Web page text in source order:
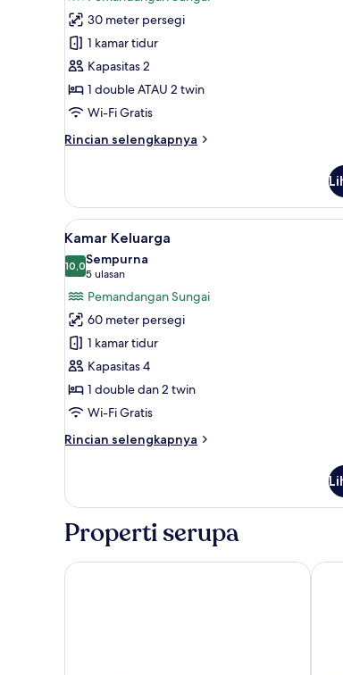
Kamar
Double
atau
Twin
Deluks
30 meter persegi
1 kamar tidur
Kapasitas 2
1 double ATAU 2 twin
Wi-Fi Gratis
Rincian selengkapnya
Rincian
Kamar
Double
atau
Twin
Deluks
Lihat
semua
foto
untuk
Kamar
Keluarga
Kamar Keluarga |
8
Kamar Keluarga
10,010,0 dari 10
Sempurna
5 ulasan
(5
ulasan)
Pemandangan Sungai
60 meter persegi
1 kamar tidur
Kapasitas 4
1 double dan 2 twin
Wi-Fi Gratis
Rincian selengkapnya
Rincian
Kamar
Properti serupa
Tivoli Oriente Lisboa Hotel